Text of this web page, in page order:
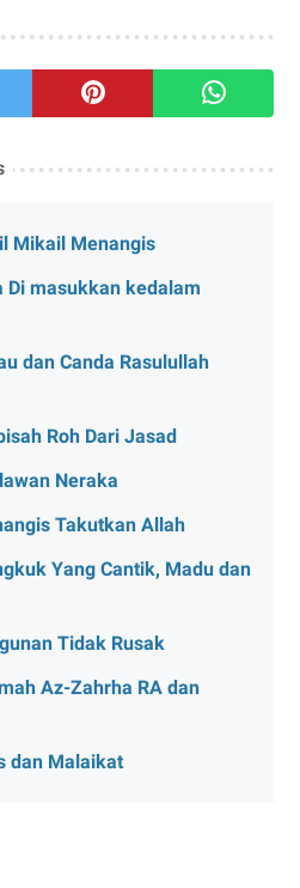
Mikail Menangis
Di masukkan kedalam
dan Canda Rasulullah
Roh Dari Jasad
Neraka
Takutkan Allah
Yang Cantik, Madu dan
Tidak Rusak
Az-Zahrha RA dan
dan Malaikat